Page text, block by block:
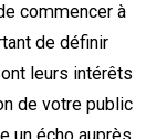
commencer à
de définir
leurs intérêts
de votre public